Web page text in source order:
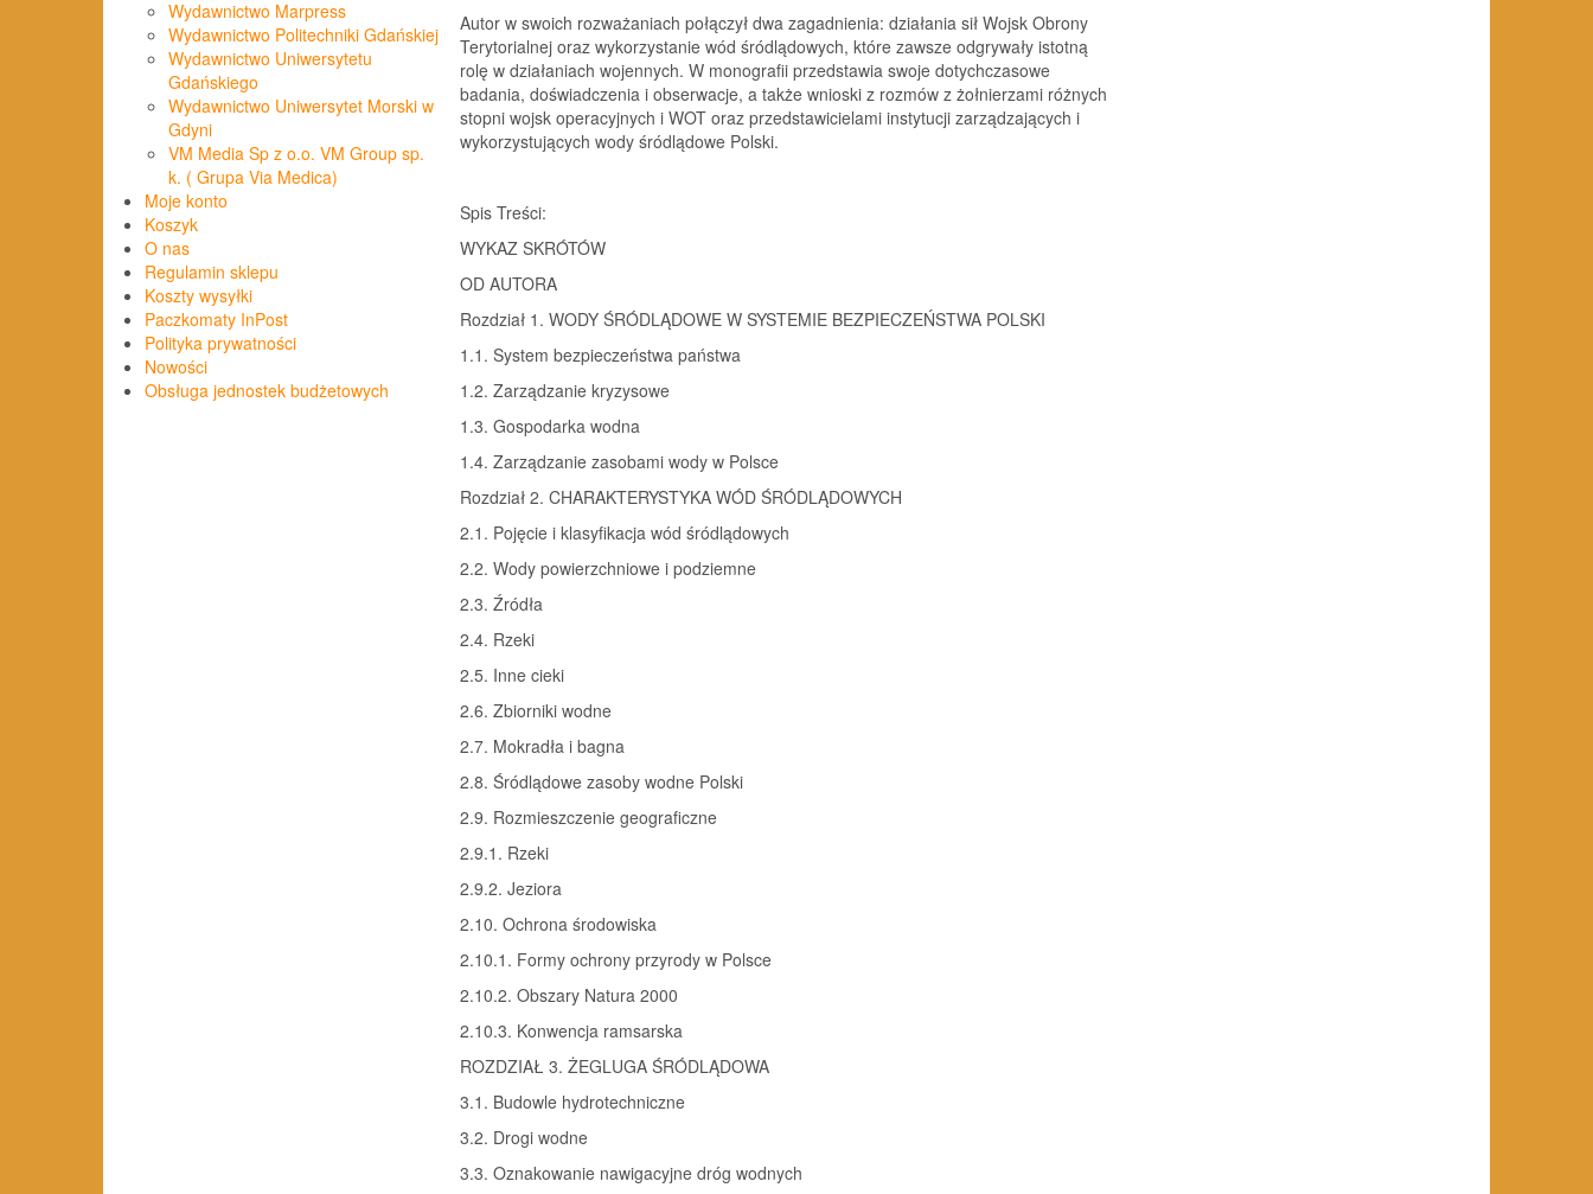
Wydawnictwo Marpress
Wydawnictwo Politechniki Gdańskiej
Wydawnictwo Uniwersytetu
Gdańskiego
Wydawnictwo Uniwersytet Morski w
Gdyni
VM Media Sp z o.o. VM Group sp.
k. ( Grupa Via Medica)
Moje konto
Koszyk
O nas
Regulamin sklepu
Koszty wysyłki
Paczkomaty InPost
Polityka prywatności
Nowości
Obsługa jednostek budżetowych
Autor w swoich rozważaniach połączył dwa zagadnienia: działania sił Wojsk Obrony
Terytorialnej oraz wykorzystanie wód śródlądowych, które zawsze odgrywały istotną
rolę w działaniach wojennych. W monografii przedstawia swoje dotychczasowe
badania, doświadczenia i obserwacje, a także wnioski z rozmów z żołnierzami różnych
stopni wojsk operacyjnych i WOT oraz przedstawicielami instytucji zarządzających i
wykorzystujących wody śródlądowe Polski.
Spis Treści:
WYKAZ SKRÓTÓW
OD AUTORA
Rozdział 1. WODY ŚRÓDLĄDOWE W SYSTEMIE BEZPIECZEŃSTWA POLSKI
1.1. System bezpieczeństwa państwa
1.2. Zarządzanie kryzysowe
1.3. Gospodarka wodna
1.4. Zarządzanie zasobami wody w Polsce
Rozdział 2. CHARAKTERYSTYKA WÓD ŚRÓDLĄDOWYCH
2.1. Pojęcie i klasyfikacja wód śródlądowych
2.2. Wody powierzchniowe i podziemne
2.3. Źródła
2.4. Rzeki
2.5. Inne cieki
2.6. Zbiorniki wodne
2.7. Mokradła i bagna
2.8. Śródlądowe zasoby wodne Polski
2.9. Rozmieszczenie geograficzne
2.9.1. Rzeki
2.9.2. Jeziora
2.10. Ochrona środowiska
2.10.1. Formy ochrony przyrody w Polsce
2.10.2. Obszary Natura 2000
2.10.3. Konwencja ramsarska
ROZDZIAŁ 3. ŻEGLUGA ŚRÓDLĄDOWA
3.1. Budowle hydrotechniczne
3.2. Drogi wodne
3.3. Oznakowanie nawigacyjne dróg wodnych